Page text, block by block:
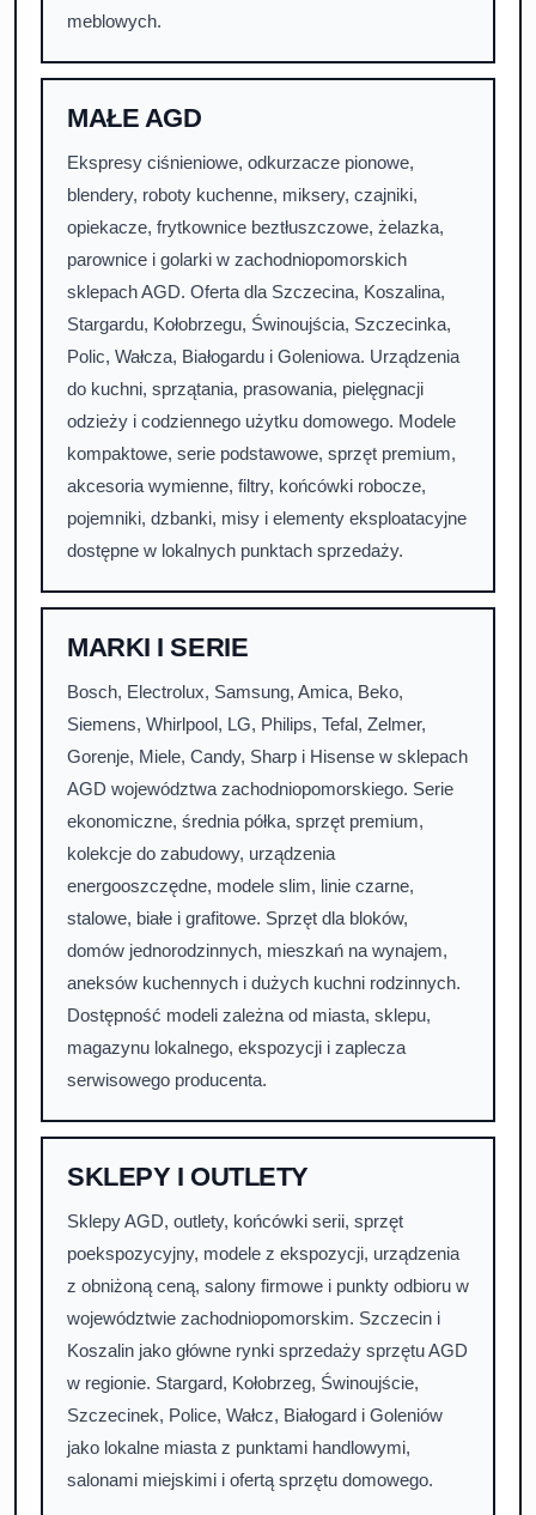
meblowych.
MAŁE AGD
Ekspresy ciśnieniowe, odkurzacze pionowe,
blendery, roboty kuchenne, miksery, czajniki,
opiekacze, frytkownice beztłuszczowe, żelazka,
parownice i golarki w zachodniopomorskich
sklepach AGD. Oferta dla Szczecina, Koszalina,
Stargardu, Kołobrzegu, Świnoujścia, Szczecinka,
Polic, Wałcza, Białogardu i Goleniowa. Urządzenia
do kuchni, sprzątania, prasowania, pielęgnacji
odzieży i codziennego użytku domowego. Modele
kompaktowe, serie podstawowe, sprzęt premium,
akcesoria wymienne, filtry, końcówki robocze,
pojemniki, dzbanki, misy i elementy eksploatacyjne
dostępne w lokalnych punktach sprzedaży.
MARKI I SERIE
Bosch, Electrolux, Samsung, Amica, Beko,
Siemens, Whirlpool, LG, Philips, Tefal, Zelmer,
Gorenje, Miele, Candy, Sharp i Hisense w sklepach
AGD województwa zachodniopomorskiego. Serie
ekonomiczne, średnia półka, sprzęt premium,
kolekcje do zabudowy, urządzenia
energooszczędne, modele slim, linie czarne,
stalowe, białe i grafitowe. Sprzęt dla bloków,
domów jednorodzinnych, mieszkań na wynajem,
aneksów kuchennych i dużych kuchni rodzinnych.
Dostępność modeli zależna od miasta, sklepu,
magazynu lokalnego, ekspozycji i zaplecza
serwisowego producenta.
SKLEPY I OUTLETY
Sklepy AGD, outlety, końcówki serii, sprzęt
poekspozycyjny, modele z ekspozycji, urządzenia
z obniżoną ceną, salony firmowe i punkty odbioru w
województwie zachodniopomorskim. Szczecin i
Koszalin jako główne rynki sprzedaży sprzętu AGD
w regionie. Stargard, Kołobrzeg, Świnoujście,
Szczecinek, Police, Wałcz, Białogard i Goleniów
jako lokalne miasta z punktami handlowymi,
salonami miejskimi i ofertą sprzętu domowego.